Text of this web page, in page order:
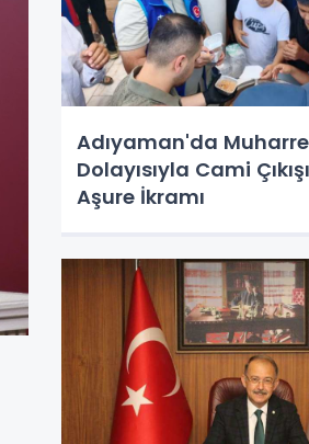
Adıyaman'da
Dolayısıyla Cami
Aşure İkramı